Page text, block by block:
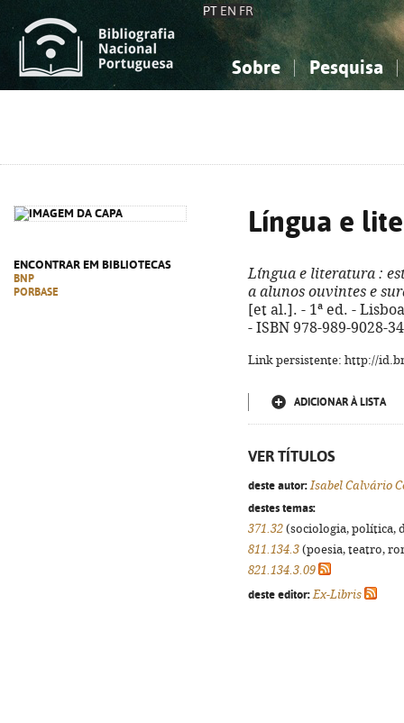
PT EN FR
Sobre Pesquisa
ENCONTRAR EM BIBLIOTECAS
BNP
PORBASE
Língua e
Língua e literatura :
a alunos ouvintes e
[et al.]. - 1ª ed. -
- ISBN 978-989-9028-
Link persistente: http://
ADICIONAR À LISTA
VER TÍTULOS
deste autor: Isabel Calvário
destes temas:
371.32 (sociologia, política,
811.134.3 (poesia, teatro,
821.134.3.09
deste editor: Ex-Libris